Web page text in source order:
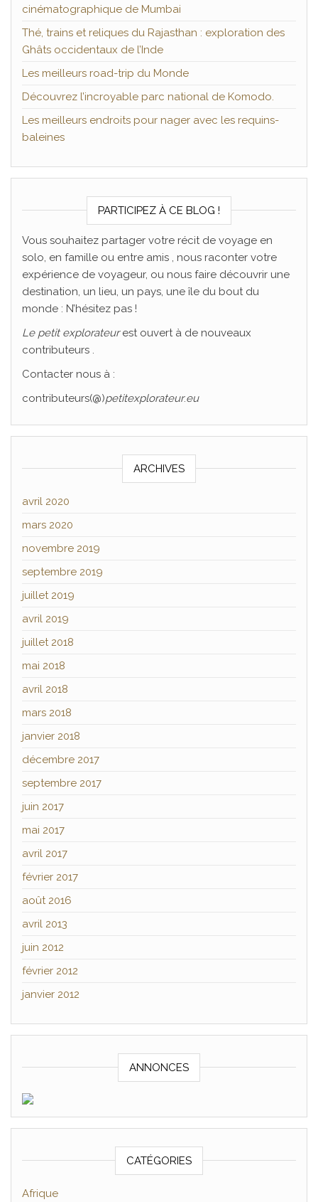
cinématographique de Mumbai
Thé, trains et reliques du Rajasthan : exploration des
Ghâts occidentaux de l’Inde
Les meilleurs road-trip du Monde
Découvrez l’incroyable parc national de Komodo.
Les meilleurs endroits pour nager avec les requins-
baleines
PARTICIPEZ À CE BLOG !
Vous souhaitez partager votre récit de voyage en
solo, en famille ou entre amis , nous raconter votre
expérience de voyageur, ou nous faire découvrir une
destination, un lieu, un pays, une île du bout du
monde : N’hésitez pas !
Le petit explorateurest ouvert à de nouveaux
contributeurs .
Contacter nous à :
contributeurs(@)petitexplorateur.eu
ARCHIVES
avril 2020
mars 2020
novembre 2019
septembre 2019
juillet 2019
avril 2019
juillet 2018
mai 2018
avril 2018
mars 2018
janvier 2018
décembre 2017
septembre 2017
juin 2017
mai 2017
avril 2017
février 2017
août 2016
avril 2013
juin 2012
février 2012
janvier 2012
ANNONCES
CATÉGORIES
Afrique